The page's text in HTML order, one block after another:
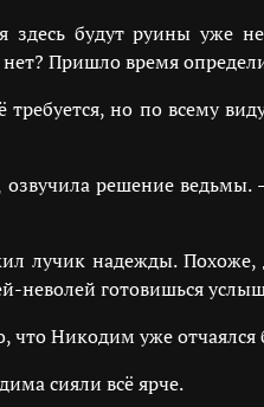
здесь будут руины уже
Пришло время
но по всему
решение
лучик надежды. Похоже,
неволей готовишься
что Никодим уже
сияли всё ярче.